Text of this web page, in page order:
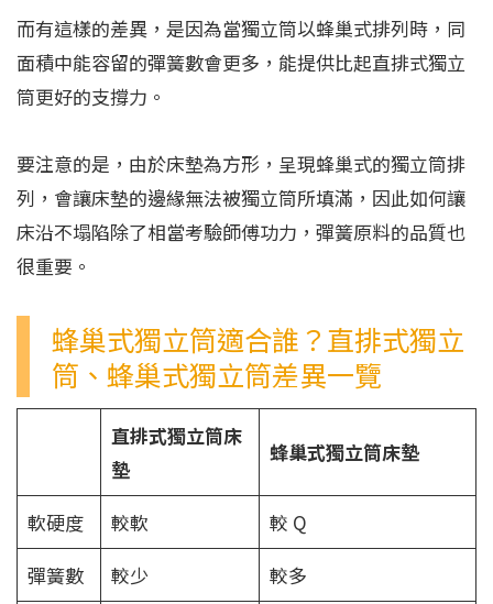
而有這樣的差異，是因為當獨立筒以蜂巢式排列時，同
面積中能容留的彈簧數會更多，能提供比起直排式獨立
筒更好的支撐力。
要注意的是，由於床墊為方形，呈現蜂巢式的獨立筒排
列，會讓床墊的邊緣無法被獨立筒所填滿，因此如何讓
床沿不塌陷除了相當考驗師傅功力，彈簧原料的品質也
很重要。
蜂巢式獨立筒適合誰？直排式獨立
筒、蜂巢式獨立筒差異一覽
直排式獨立筒床
墊
蜂巢式獨立筒床墊
軟硬度 較軟
較 Q
彈簧數
較少
較多